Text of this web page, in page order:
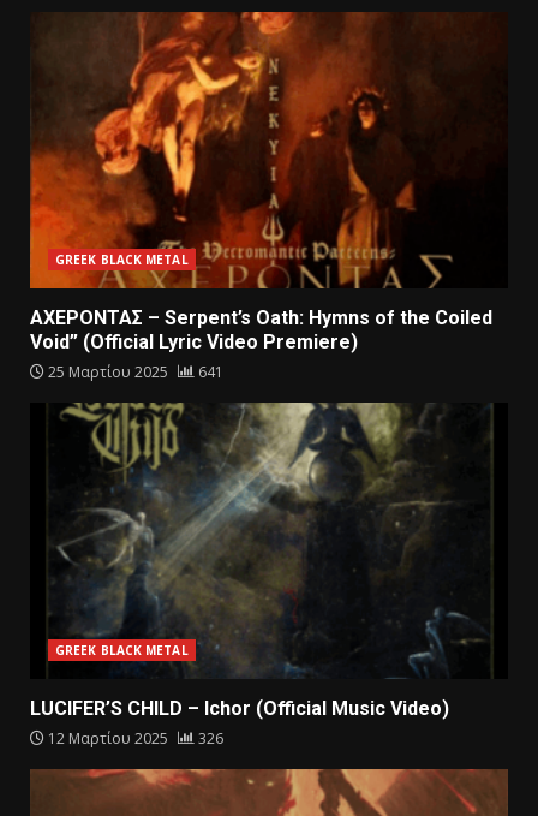
GREEK BLACK METAL
ΑΧΕΡΟΝΤΑΣ – Serpent’s Oath: Hymns of the Coiled
Void” (Official Lyric Video Premiere)
25 Μαρτίου 2025 641
GREEK BLACK METAL
LUCIFER’S CHILD – Ichor (Official Music Video)
12 Μαρτίου 2025 326